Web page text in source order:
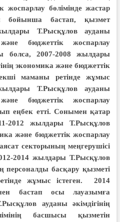
жоспарлау бөлімінде жастар
бойынша бастап, қызмет
Т.Рысқұлов ауданы
бюджеттік жоспарлау
болса, 2007-2008 жылдары
экономика және бюджеттік
маманы ретінде жұмыс
Т.Рысқұлов ауданы
бюджеттік жоспарлау
еңбек етті. Сонымен қатар
2012 жылдары Т.Рысқұлов
және бюджеттік жоспарлау
секторының меңгерушісі
2014 жылдары Т.Рысқұлов
персоналды басқару қызметі
жұмыс істеген. 2014
бастап осы лауазымға
ауданы әкімдігінің
басшысы қызметін